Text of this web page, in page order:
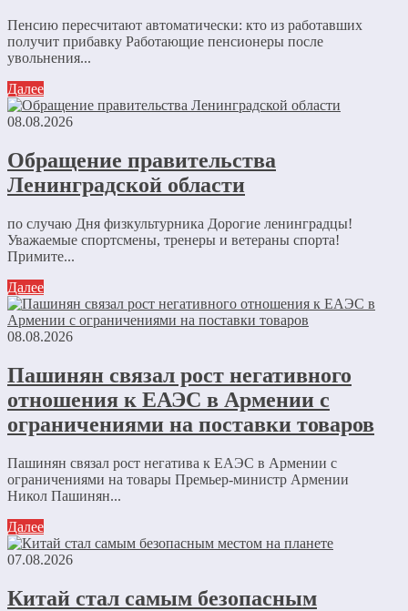
Пенсию пересчитают автоматически: кто из работавших
получит прибавку Работающие пенсионеры после
увольнения...
Далее
08.08.2026
Обращение правительства
Ленинградской области
по случаю Дня физкультурника Дорогие ленинградцы!
Уважаемые спортсмены, тренеры и ветераны спорта!
Примите...
Далее
08.08.2026
Пашинян связал рост негативного
отношения к ЕАЭС в Армении с
ограничениями на поставки товаров
Пашинян связал рост негатива к ЕАЭС в Армении с
ограничениями на товары Премьер-министр Армении
Никол Пашинян...
Далее
07.08.2026
Китай стал самым безопасным